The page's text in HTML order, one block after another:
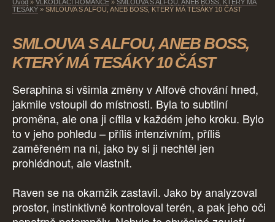
Úvod » VLKODLACI ROMANCE » SMLOUVA S ALFOU, ANEB BOSS, KTERÝ MÁ
TESÁKY » SMLOUVA S ALFOU, ANEB BOSS, KTERÝ MÁ TESÁKY 10 ČÁST
SMLOUVA S ALFOU, ANEB BOSS,
KTERÝ MÁ TESÁKY 10 ČÁST
Seraphina si všimla změny v Alfově chování hned,
jakmile vstoupil do místnosti. Byla to subtilní
proměna, ale ona ji cítila v každém jeho kroku. Bylo
to v jeho pohledu – příliš intenzivním, příliš
zaměřeném na ni, jako by si ji nechtěl jen
prohlédnout, ale vlastnit.
Raven se na okamžik zastavil. Jako by analyzoval
prostor, instinktivně kontroloval terén, a pak jeho oči